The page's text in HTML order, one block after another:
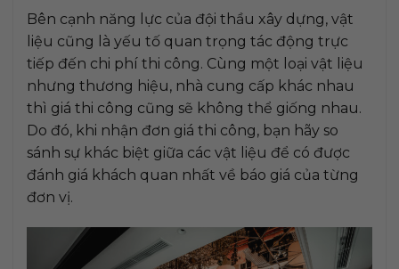
Bên cạnh năng lực của đội thầu xây dựng, vật
liệu cũng là yếu tố quan trọng tác động trực
tiếp đến chi phí thi công. Cùng một loại vật liệu
nhưng thương hiệu, nhà cung cấp khác nhau
thì giá thi công cũng sẽ không thể giống nhau.
Do đó, khi nhận đơn giá thi công, bạn hãy so
sánh sự khác biệt giữa các vật liệu để có được
đánh giá khách quan nhất về báo giá của từng
đơn vị.